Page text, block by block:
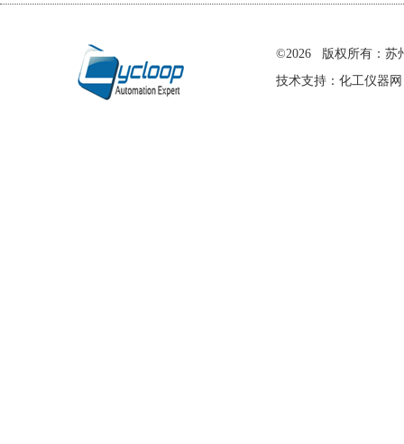
©2026 版权所有：苏
技术支持： 化工仪器网